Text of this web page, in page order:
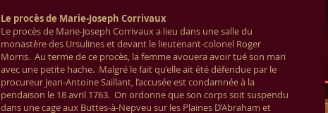
Le procès de Marie-Joseph Corrivaux
Le procès de Marie-Joseph Corrivaux a lieu dans une salle du
monastère des Ursulines et devant le lieutenant-colonel Roger
Morris. Au terme de ce procès, la femme avouera avoir tué son mari
avec une petite hache. Malgré le fait qu’elle ait été défendue par le
procureur Jean-Antoine Saillant, l’accusée est condamnée à la
pendaison le 18 avril 1763. On ordonne que son corps soit suspendu
dans une cage aux Buttes-à-Nepveu sur les Plaines D’Abraham et